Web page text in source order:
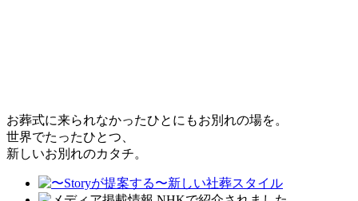
お葬式に来られなかったひとにもお別れの場を。
世界でたったひとつ、
新しいお別れのカタチ。